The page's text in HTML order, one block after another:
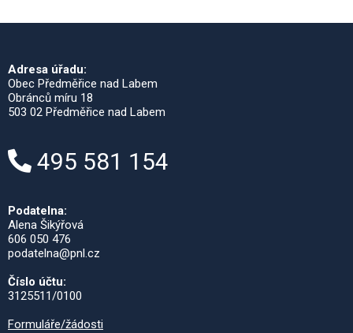
Adresa úřadu:
Obec Předměřice nad Labem
Obránců míru 18
503 02 Předměřice nad Labem
495 581 154
Podatelna:
Alena Šikýřová
606 050 476
podatelna@pnl.cz
Číslo účtu:
3125511/0100
Formuláře/žádosti